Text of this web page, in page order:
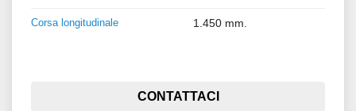
Corsa longitudinale 1.450 mm.
CONTATTACI